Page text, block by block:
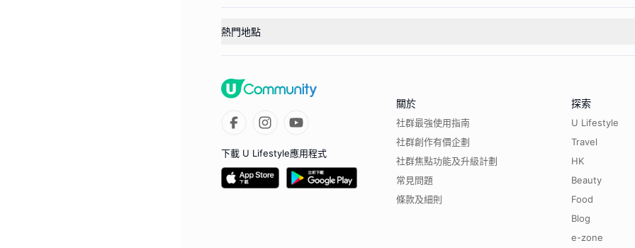
熱門地點
下載 U Lifestyle應用程式
關於
社群最強使用指南
社群創作有價企劃
社群焦點功能及升級計劃
常見問題
條款及細則
探索
U Lifestyle
Travel
HK
Beauty
Food
Blog
e-zone